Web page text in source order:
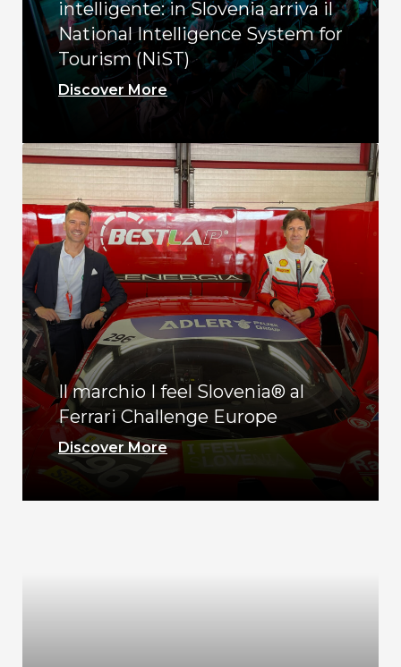
intelligente: in Slovenia arriva il
National Intelligence System for
Tourism (NiST)
Discover More
Il marchio I feel Slovenia® al
Ferrari Challenge Europe
Discover More